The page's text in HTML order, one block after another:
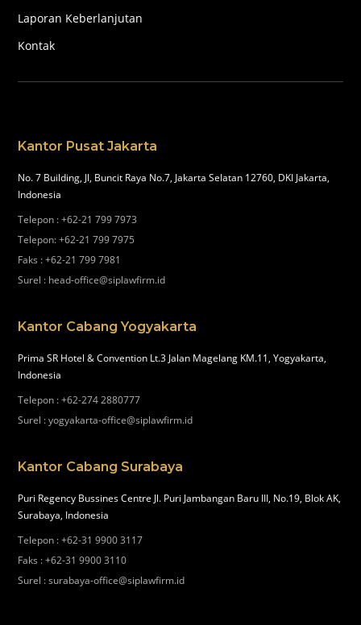
Laporan Keberlanjutan
Kontak
Kantor Pusat Jakarta
No. 7 Building, Jl, Buncit Raya No.7, Jakarta Selatan 12760, DKI Jakarta,
Indonesia
Telepon :+62-21 799 7973
Telepon:+62-21 799 7975
Faks :+62-21 799 7981
Surel : head-office@siplawfirm.id
Kantor Cabang Yogyakarta
Prima SR Hotel & Convention Lt.3 Jalan Magelang KM.11, Yogyakarta,
Indonesia
Telepon :+62-274 2880777
Surel :yogyakarta-office@siplawfirm.id
Kantor Cabang Surabaya
Puri Regency Bussines Centre Jl. Puri Jambangan Baru III, No.19, Blok AK,
Surabaya, Indonesia
Telepon :+62-31 9900 3117
Faks :+62-31 9900 3110
Surel :surabaya-office@siplawfirm.id